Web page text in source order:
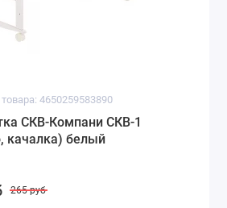
4650259583890
СКВ-Компани СКВ-1
качалка) белый
265 руб